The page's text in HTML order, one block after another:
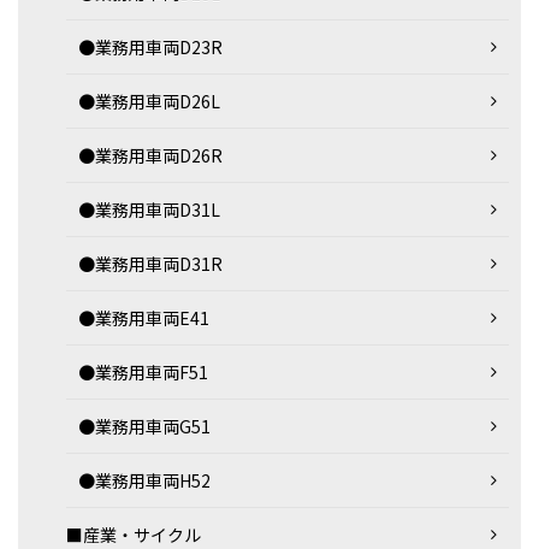
●業務用車両D23R
●業務用車両D26L
●業務用車両D26R
●業務用車両D31L
●業務用車両D31R
●業務用車両E41
●業務用車両F51
●業務用車両G51
●業務用車両H52
■産業・サイクル